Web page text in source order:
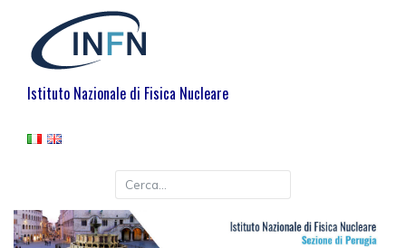
content
Istituto Nazionale di Fisica Nucleare